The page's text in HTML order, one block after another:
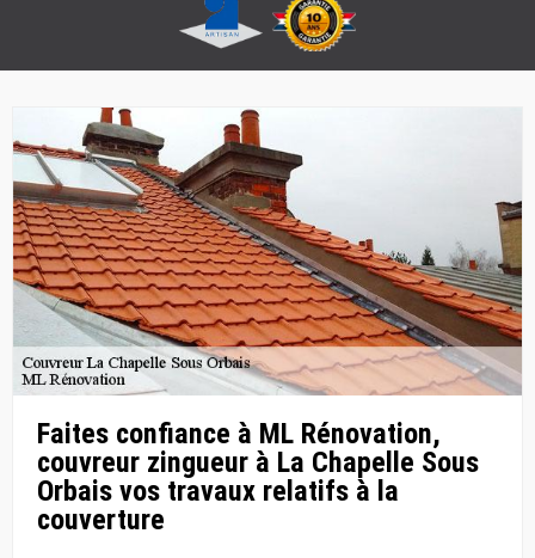
Faites confiance à ML Rénovation,
couvreur zingueur à La Chapelle Sous
Orbais vos travaux relatifs à la
couverture